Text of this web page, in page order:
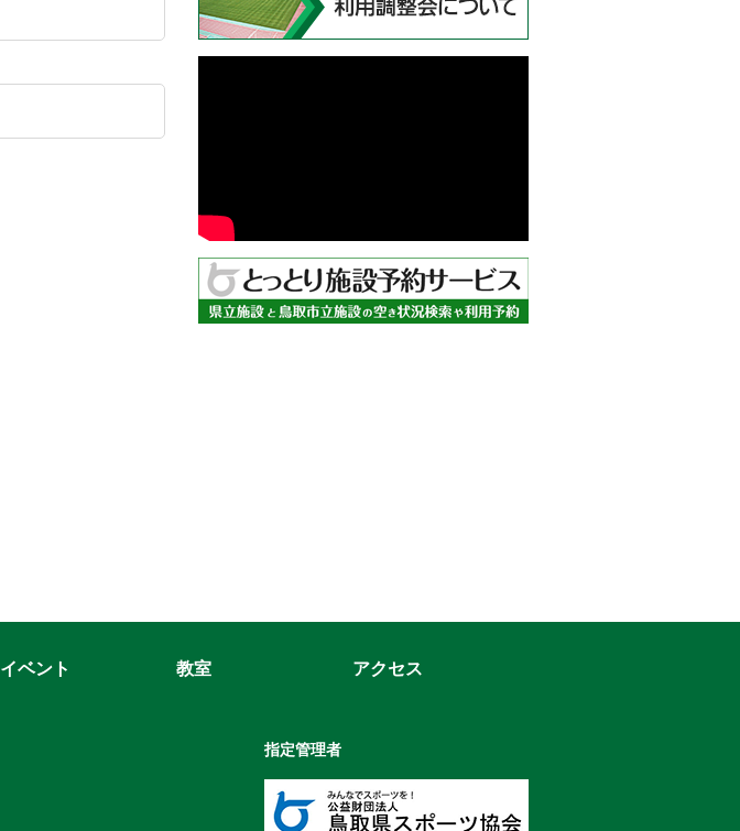
イベント 教室 アクセス
指定管理者